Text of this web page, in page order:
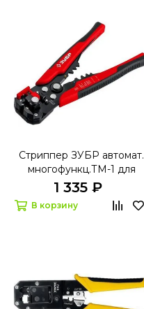
Стриппер ЗУБР автомат.
многофункц.ТМ-1 для
зачистки проводов
1 335 ₽
В корзину